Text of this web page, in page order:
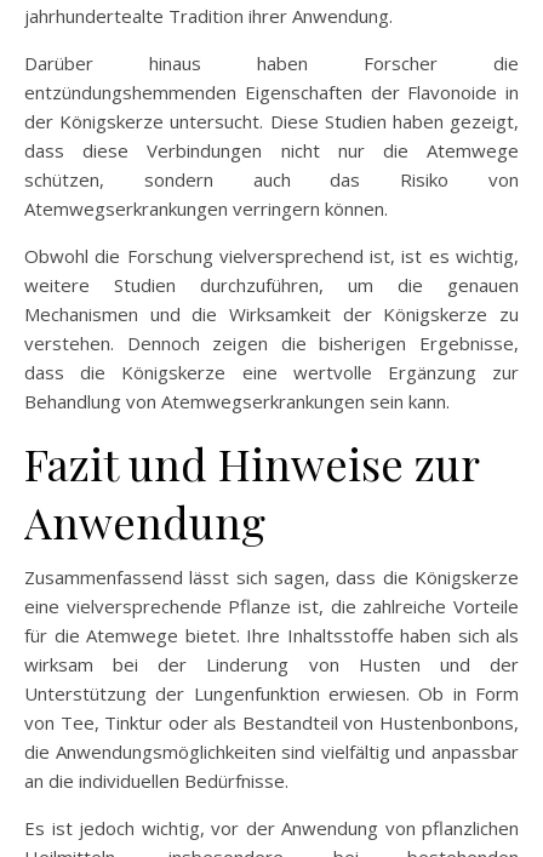
jahrhundertealte Tradition ihrer Anwendung.
Darüber hinaus haben Forscher die
entzündungshemmenden Eigenschaften der Flavonoide in
der Königskerze untersucht. Diese Studien haben gezeigt,
dass diese Verbindungen nicht nur die Atemwege
schützen, sondern auch das Risiko von
Atemwegserkrankungen verringern können.
Obwohl die Forschung vielversprechend ist, ist es wichtig,
weitere Studien durchzuführen, um die genauen
Mechanismen und die Wirksamkeit der Königskerze zu
verstehen. Dennoch zeigen die bisherigen Ergebnisse,
dass die Königskerze eine wertvolle Ergänzung zur
Behandlung von Atemwegserkrankungen sein kann.
Fazit und Hinweise zur
Anwendung
Zusammenfassend lässt sich sagen, dass die Königskerze
eine vielversprechende Pflanze ist, die zahlreiche Vorteile
für die Atemwege bietet. Ihre Inhaltsstoffe haben sich als
wirksam bei der Linderung von Husten und der
Unterstützung der Lungenfunktion erwiesen. Ob in Form
von Tee, Tinktur oder als Bestandteil von Hustenbonbons,
die Anwendungsmöglichkeiten sind vielfältig und anpassbar
an die individuellen Bedürfnisse.
Es ist jedoch wichtig, vor der Anwendung von pflanzlichen